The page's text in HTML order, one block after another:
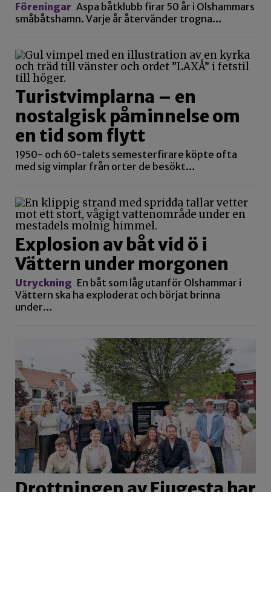
Föreningar Aspa båtklubb firar 50 år i Olshammars
småbåtshamn. Varje år återvänder trogna…
Turistvimplarna – en
nostalgisk påminnelse om
en tid som flytt
1950- och 60-talets semesterfirare köpte ofta
med sig vimplar från orter de besökt…
Explosion av båt vid ö i
Vättern under morgonen
Utryckning En båt som låg utanför Olshammar i
Vättern ska ha exploderat och börjat brinna
under…
Drottningen av Fjugesta har